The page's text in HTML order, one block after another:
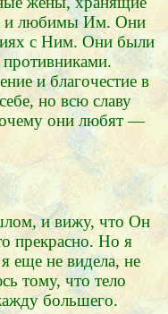
и любимы Им. Они
с Ним. Они были
и благочестие в
но всю славу
они любят —
и вижу, что Он
прекрасно. Но я
еще не видела, не
тому, что тело
большего.